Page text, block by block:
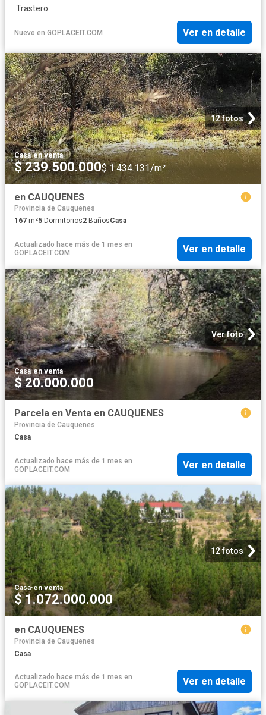
·Trastero
Nuevo en GOPLACEIT.COM Ver en detalle
12 fotos
Casa·en venta
$ 239.500.000$ 1.434.131/m²
en CAUQUENES
Provincia de Cauquenes
167 m²5 Dormitorios2 BañosCasa
Actualizado hace más de 1 mes en
GOPLACEIT.COM
Ver en detalle
Ver foto
Casa·en venta
$ 20.000.000
Parcela en Venta en CAUQUENES
Provincia de Cauquenes
Casa
Actualizado hace más de 1 mes en
GOPLACEIT.COM
Ver en detalle
12 fotos
Casa·en venta
$ 1.072.000.000
en CAUQUENES
Provincia de Cauquenes
Casa
Actualizado hace más de 1 mes en
GOPLACEIT.COM
Ver en detalle